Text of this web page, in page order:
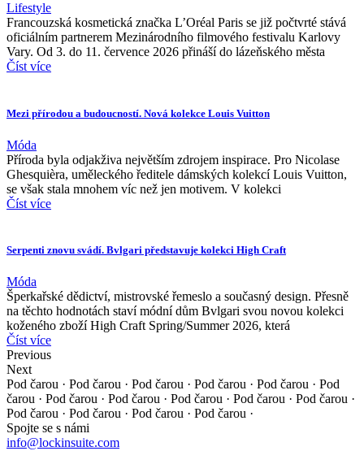
Lifestyle
Francouzská kosmetická značka L’Oréal Paris se již počtvrté stává
oficiálním partnerem Mezinárodního filmového festivalu Karlovy
Vary. Od 3. do 11. července 2026 přináší do lázeňského města
Číst více
Mezi přírodou a budoucností. Nová kolekce Louis Vuitton
Móda
Příroda byla odjakživa největším zdrojem inspirace. Pro Nicolase
Ghesquièra, uměleckého ředitele dámských kolekcí Louis Vuitton,
se však stala mnohem víc než jen motivem. V kolekci
Číst více
Serpenti znovu svádí. Bvlgari představuje kolekci High Craft
Móda
Šperkařské dědictví, mistrovské řemeslo a současný design. Přesně
na těchto hodnotách staví módní dům Bvlgari svou novou kolekci
koženého zboží High Craft Spring/Summer 2026, která
Číst více
Previous
Next
Pod čarou · Pod čarou · Pod čarou · Pod čarou · Pod čarou · Pod
čarou · Pod čarou · Pod čarou · Pod čarou · Pod čarou · Pod čarou ·
Pod čarou · Pod čarou · Pod čarou · Pod čarou ·
Spojte se s námi
info@lockinsuite.com